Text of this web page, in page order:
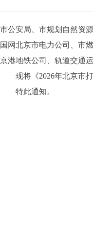
市公安局、市规划自然资
国网北京市电力公司、市
京港地铁公司、轨道交通运
现将《2026年北京市
特此通知。